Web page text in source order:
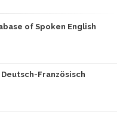
of Spoken English
Französisch